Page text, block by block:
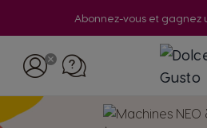
Abonnez-vous et gagnez